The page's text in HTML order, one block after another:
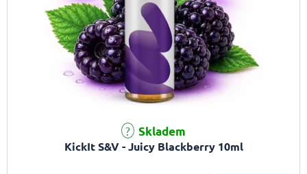
KickIt S&V - Juicy Blackberry 10ml
Skladem